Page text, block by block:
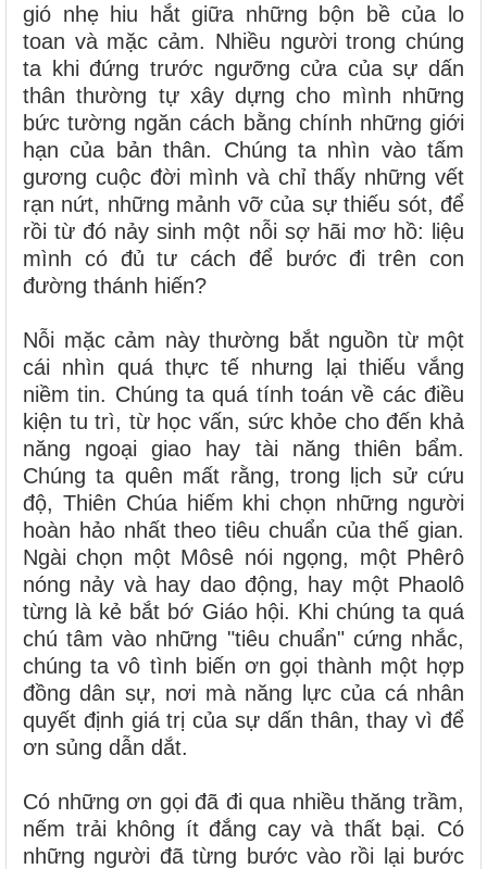
gió nhẹ hiu hắt giữa những bộn bề của lo
toan và mặc cảm. Nhiều người trong chúng
ta khi đứng trước ngưỡng cửa của sự dấn
thân thường tự xây dựng cho mình những
bức tường ngăn cách bằng chính những giới
hạn của bản thân. Chúng ta nhìn vào tấm
gương cuộc đời mình và chỉ thấy những vết
rạn nứt, những mảnh vỡ của sự thiếu sót, để
rồi từ đó nảy sinh một nỗi sợ hãi mơ hồ: liệu
mình có đủ tư cách để bước đi trên con
đường thánh hiến?
Nỗi mặc cảm này thường bắt nguồn từ một
cái nhìn quá thực tế nhưng lại thiếu vắng
niềm tin. Chúng ta quá tính toán về các điều
kiện tu trì, từ học vấn, sức khỏe cho đến khả
năng ngoại giao hay tài năng thiên bẩm.
Chúng ta quên mất rằng, trong lịch sử cứu
độ, Thiên Chúa hiếm khi chọn những người
hoàn hảo nhất theo tiêu chuẩn của thế gian.
Ngài chọn một Môsê nói ngọng, một Phêrô
nóng nảy và hay dao động, hay một Phaolô
từng là kẻ bắt bớ Giáo hội. Khi chúng ta quá
chú tâm vào những "tiêu chuẩn" cứng nhắc,
chúng ta vô tình biến ơn gọi thành một hợp
đồng dân sự, nơi mà năng lực của cá nhân
quyết định giá trị của sự dấn thân, thay vì để
ơn sủng dẫn dắt.
Có những ơn gọi đã đi qua nhiều thăng trầm,
nếm trải không ít đắng cay và thất bại. Có
những người đã từng bước vào rồi lại bước